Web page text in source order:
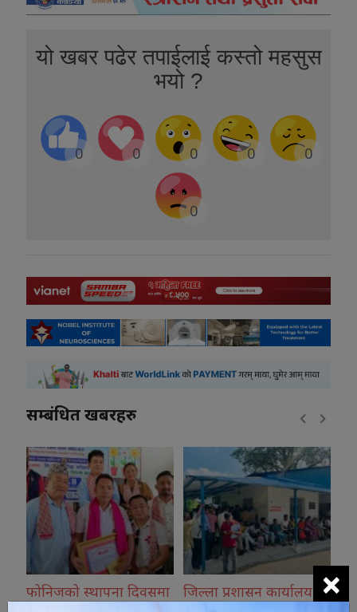
यो खबर पढेर तपाईलाई कस्तो महसुस
भयो ?
0 0 0 0 0
0
सम्बंधित खबरहरु
फोनिजको स्थापना दिवसमा
जिल्ला प्रशासन कार्यालय ×